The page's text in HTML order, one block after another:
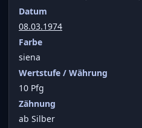
Datum
08.03.1974
Farbe
siena
Wertstufe / Währung
10 Pfg
Zähnung
ab Silber